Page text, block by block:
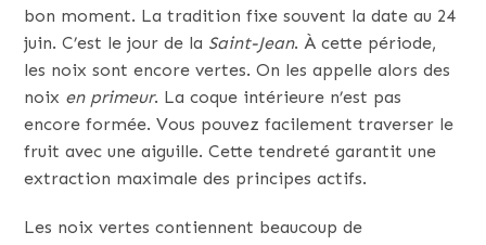
bon moment. La tradition fixe souvent la date au 24
juin. C’est le jour de la Saint-Jean. À cette période,
les noix sont encore vertes. On les appelle alors des
noix en primeur. La coque intérieure n’est pas
encore formée. Vous pouvez facilement traverser le
fruit avec une aiguille. Cette tendreté garantit une
extraction maximale des principes actifs.
Les noix vertes contiennent beaucoup de